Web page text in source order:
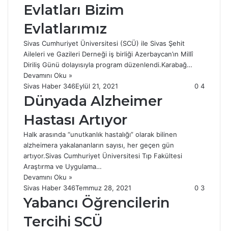
Evlatları Bizim
Evlatlarımız
Sivas Cumhuriyet Üniversitesi (SCÜ) ile Sivas Şehit
Aileleri ve Gazileri Derneği iş birliği Azerbaycan’ın Millî
Diriliş Günü dolayısıyla program düzenlendi.Karabağ…
Devamını Oku »
Sivas Haber 346Eylül 21, 2021 0 4
Dünyada Alzheimer
Hastası Artıyor
Halk arasında “unutkanlık hastalığı” olarak bilinen
alzheimera yakalananların sayısı, her geçen gün
artıyor.Sivas Cumhuriyet Üniversitesi Tıp Fakültesi
Araştırma ve Uygulama…
Devamını Oku »
Sivas Haber 346Temmuz 28, 2021 0 3
Yabancı Öğrencilerin
Tercihi SCÜ